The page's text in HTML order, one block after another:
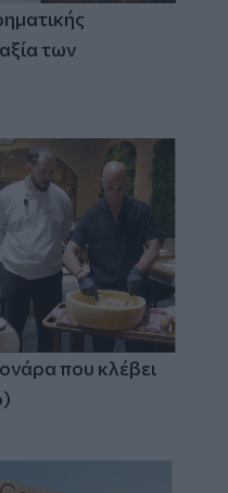
των
που κλέβει